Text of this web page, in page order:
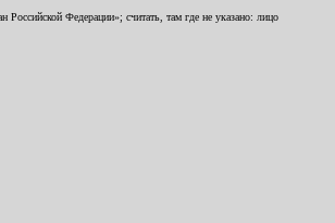
Федерации»; считать, там где не указано: лицо